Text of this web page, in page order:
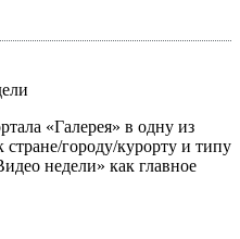
«Галерея» в одну из
стране/городу/курорту и типу
недели» как главное